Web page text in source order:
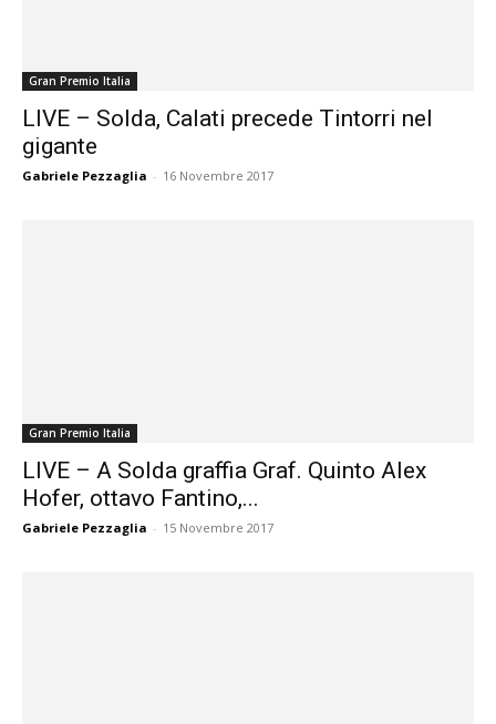
Gran Premio Italia
LIVE – Solda, Calati precede Tintorri nel
gigante
Gabriele Pezzaglia - 16 Novembre 2017
Gran Premio Italia
LIVE – A Solda graffia Graf. Quinto Alex
Hofer, ottavo Fantino,...
Gabriele Pezzaglia - 15 Novembre 2017